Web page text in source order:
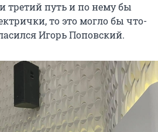
третий путь и по нему бы
то это могло бы что-
Игорь Поповский.